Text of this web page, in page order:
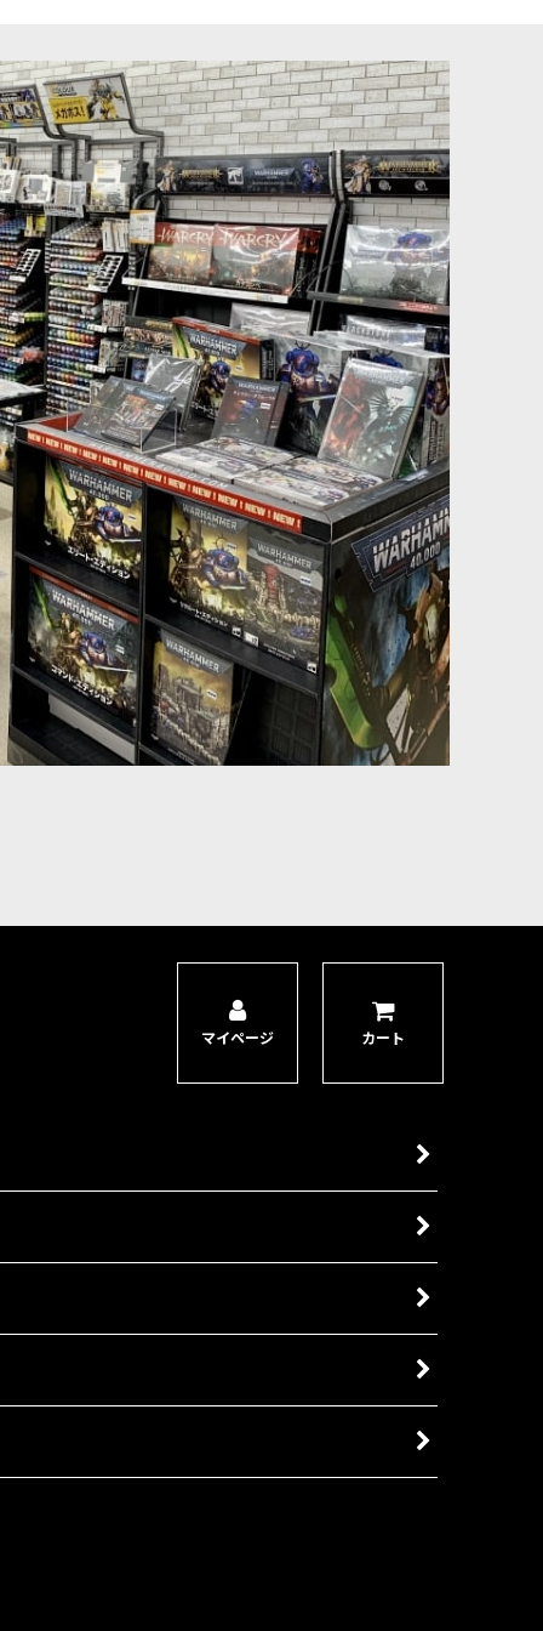
房や生産ラインで育てられた、陰鬱で怨念に満ちた戦士たち
の戦士たちです。彼らは「暗黒の父」の崇拝者として狂信的
でもさらなる力を追い求める魔導鍛冶師です。彼らは地獄の
ハシュットその人のもとで「カオスを束縛する術」を学んだと
とき、空は不浄なる悲鳴で引き裂かれます。その弾頭には
ファーナル・コホ [ヘルスミス・オヴ・ハシュット] ディーモンスミス
04]
5,900円(税込)
マイページ カート